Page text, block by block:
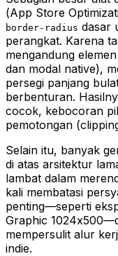
(App Store
border-radius dasar
perangkat. Karena
mengandung
dan modal native),
persegi panjang
berbenturan.
cocok, kebocoran
pemotongan
Selain itu, banyak
di atas arsitektur
lambat dalam
kali membatasi
penting—seperti
Graphic
mempersulit alur
indie.